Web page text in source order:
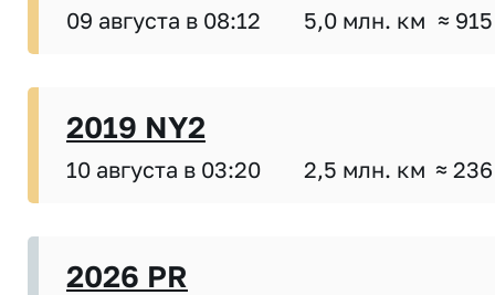
09 августа в 08:12 5,0 млн. км ≈
2019 NY2
10 августа в 03:20 2,5 млн. км ≈
2026 PR